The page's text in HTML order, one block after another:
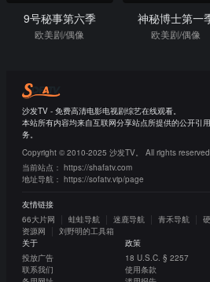
9号秘事第六季
欧美剧/偶像
神秘博士第一
欧美剧/偶像
沙发TV - 免费高清电影电视剧综艺在线观看。
本站所有内容均来自互联网分享站点所提供的公开引
务。
Copyright © 2010-2025 沙发TV。 All rights
当前站点： https://shafatv.com
地址导航： https://sofatv.vip/page
友情链接
66大片网
蛙蛙导航 迷鹿导航 青禾导航
资源网
刘野明的工具箱
关于
投放广告
联系我们
政策
18 U.S.C. § 2257
使用条款